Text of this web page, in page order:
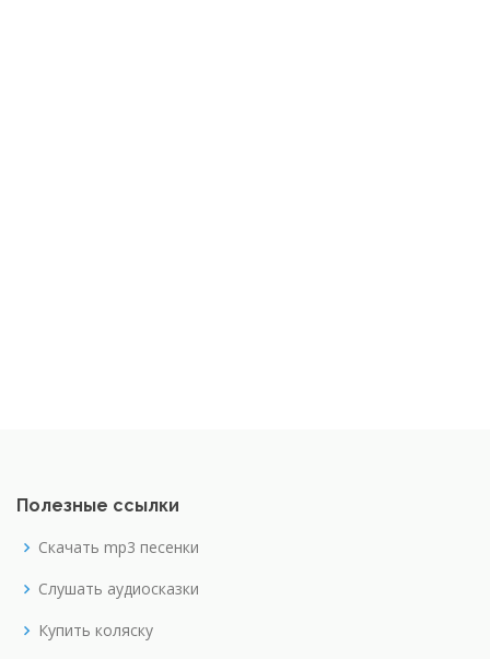
Полезные ссылки
Скачать mp3 песенки
Слушать аудиосказки
Купить коляску